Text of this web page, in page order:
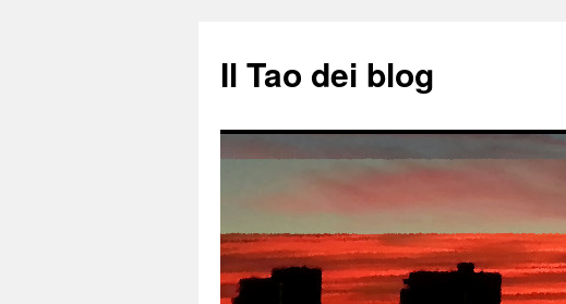
Il Tao dei blog